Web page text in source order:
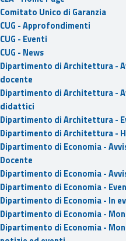
Comitato Unico di Garanzia
CUG - Approfondimenti
CUG - Eventi
CUG - News
Dipartimento di Architettura -
docente
Dipartimento di Architettura -
didattici
Dipartimento di Architettura -
Dipartimento di Architettura -
Dipartimento di Economia -
Docente
Dipartimento di Economia -
Dipartimento di Economia -
Dipartimento di Economia - In
Dipartimento di Economia -
Dipartimento di Economia -